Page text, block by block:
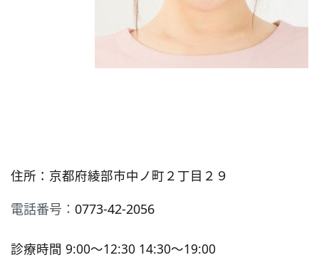
住所：京都府綾部市中ノ町２丁目２９
電話番号： 0773-42-2056
診療時間 9:00〜12:30 14:30〜19:00